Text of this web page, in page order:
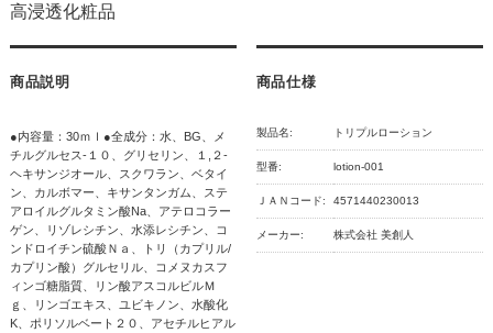
高浸透化粧品
商品説明
●内容量：30ｍｌ●全成分：水、BG、メ
チルグルセス‐１０、グリセリン、１,２‐
ヘキサンジオール、スクワラン、ベタイ
ン、カルボマー、キサンタンガム、ステ
アロイルグルタミン酸Na、アテロコラー
ゲン、リゾレシチン、水添レシチン、コ
ンドロイチン硫酸Ｎａ、トリ（カプリル/
カプリン酸）グルセリル、コメヌカスフ
ィンゴ糖脂質、リン酸アスコルビルＭ
ｇ、リンゴエキス、ユビキノン、水酸化
K、ポリソルベート２０、アセチルヒアル
商品仕様
製品名: トリプルローション
型番: lotion-001
ＪＡＮコード: 4571440230013
メーカー: 株式会社 美創人